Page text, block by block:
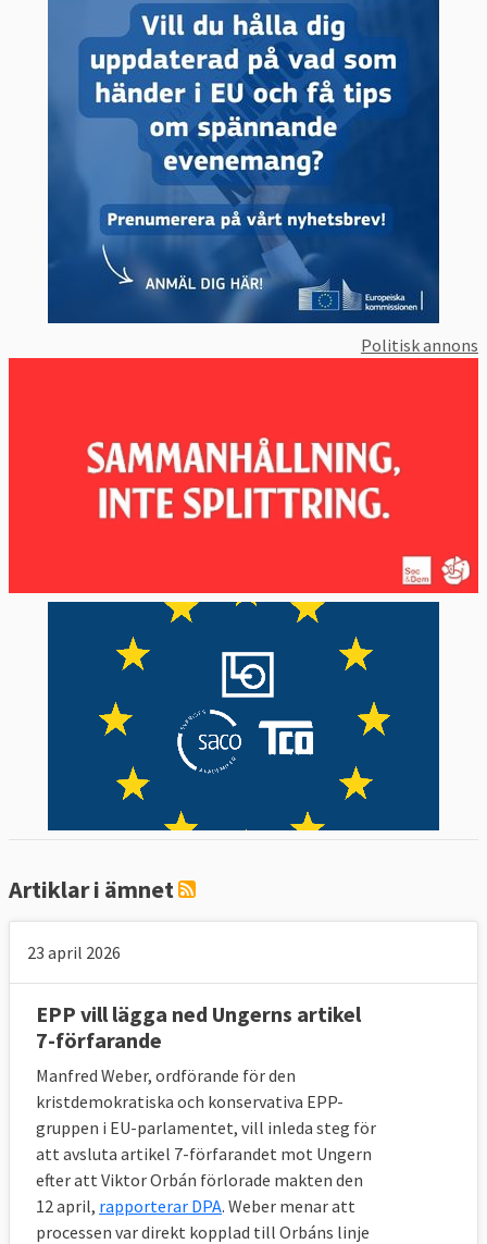
Politisk annons
Artiklar i ämnet
23 april 2026
EPP vill lägga ned Ungerns artikel
7-förfarande
Manfred Weber, ordförande för den
kristdemokratiska och konservativa EPP-
gruppen i EU-parlamentet, vill inleda steg för
att avsluta artikel 7-förfarandet mot Ungern
efter att Viktor Orbán förlorade makten den
12 april, rapporterar DPA. Weber menar att
processen var direkt kopplad till Orbáns linje